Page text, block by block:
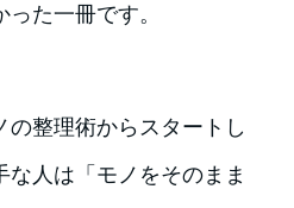
た一冊です。
の整理術からスタートし
人は「モノをそのまま